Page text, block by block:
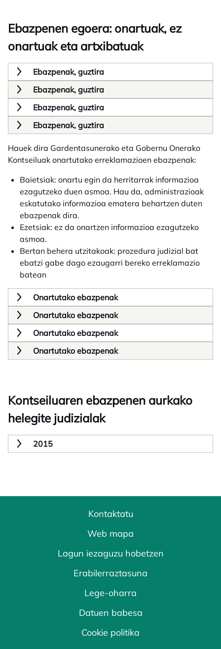
Ebazpenen egoera: onartuak, ez
onartuak eta artxibatuak
Ebazpenak, guztira
Ebazpenak, guztira
Ebazpenak, guztira
Ebazpenak, guztira
Hauek dira Gardentasunerako eta Gobernu Onerako
Kontseiluak onartutako erreklamazioen ebazpenak:
Baietsiak: onartu egin da herritarrak informazioa
ezagutzeko duen asmoa. Hau da, administrazioak
eskatutako informazioa ematera behartzen duten
ebazpenak dira.
Ezetsiak: ez da onartzen informazioa ezagutzeko
asmoa.
Bertan behera utzitakoak: prozedura judizial bat
ebatzi gabe dago ezaugarri bereko erreklamazio
batean
Onartutako ebazpenak
Onartutako ebazpenak
Onartutako ebazpenak
Onartutako ebazpenak
Kontseiluaren ebazpenen aurkako
helegite judizialak
2015
Kontaktatu
Web mapa
Lagun iezaguzu hobetzen
Erabilerraztasuna
Lege-oharra
Datuen babesa
Cookie politika